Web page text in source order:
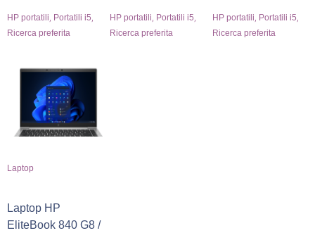
HP portatili Portatili i5
Ricerca preferita
HP portatili Portatili i5
Ricerca preferita
HP portatili Portatili i5
Ricerca preferita
Laptop
Laptop HP
EliteBook 840 G8 /